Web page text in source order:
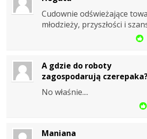
Cudownie odświeżające
młodzieży, przyszłości i
A gdzie do roboty
zagospodarują
No właśnie....
Maniana